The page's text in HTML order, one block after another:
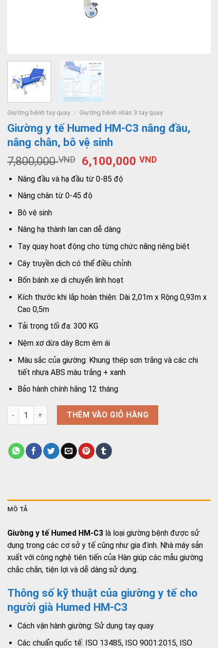
Giường bệnh tay quay / Giường bệnh nhân 3 tay quay
Giường y tế Humed HM-C3 nâng đầu,
nâng chân, bô vệ sinh
7,800,000VND 6,100,000VND
Nâng đầu và hạ đầu từ 0-85 độ
Nâng chân từ 0-45 độ
Bô vệ sinh
Nâng hạ thành lan can dễ dàng
Tay quay hoạt động cho từng chức năng riêng biệt
Cây truyền dịch có thể điều chỉnh
Bốn bánh xe di chuyển linh hoạt
Kích thước khi lắp hoàn thiện: Dài 2,01m x Rộng 0,93m x
Cao 0,5m
Tải trọng tối đa: 300 KG
Nệm xơ dừa dày 8cm êm ái
Màu sắc của giường: Khung thép sơn trắng và các chi
tiết nhựa ABS màu trắng + xanh
Bảo hành chính hãng 12 tháng
Giường y tế Humed HM-C3 nâng đầu, nâng chân, bô vệ sinh
THÊM VÀO GIỎ HÀNG
MÔ TẢ
Giường y tế Humed HM-C3 là loại giường bệnh được sử
dụng trong các cơ sở y tế cũng như gia đình. Nhà máy sản
xuất với công nghệ tiên tiến của Hàn giúp các mẫu giường
chắc chắn, tiện lợi và dễ dàng sử dụng.
Thông số kỹ thuật của giường y tế cho
người già Humed HM-C3
Cách vận hành giường: Sử dụng tay quay
Các chuẩn quốc tế: ISO 13485, ISO 9001:2015, ISO